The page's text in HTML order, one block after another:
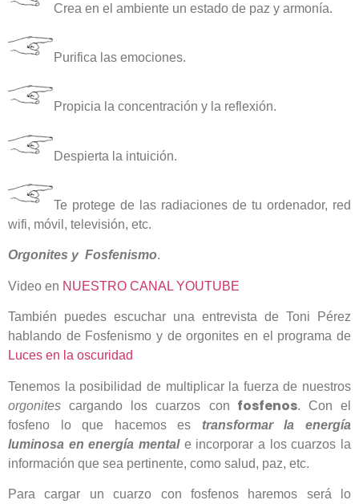
Crea en el ambiente un estado de paz y armonía.
Purifica las emociones.
Propicia la concentración y la reflexión.
Despierta la intuición.
Te protege de las radiaciones de tu ordenador, red
wifi, móvil, televisión, etc.
Orgonites y Fosfenismo.
Video en NUESTRO CANAL YOUTUBE
También puedes escuchar una entrevista de Toni Pérez
hablando de Fosfenismo y de orgonites en el programa de
Luces en la oscuridad
Tenemos la posibilidad de multiplicar la fuerza de nuestros
orgonites cargando los cuarzos con fosfenos. Con el
fosfeno lo que hacemos es transformar la energía
luminosa en energía mentale incorporar a los cuarzos la
información que sea pertinente, como salud, paz, etc.
Para cargar un cuarzo con fosfenos haremos será lo